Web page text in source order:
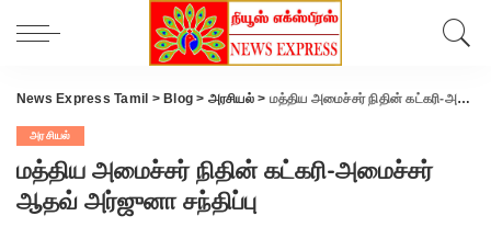
News Express Tamil > Blog > அரசியல்> மத்திய அமைச்சர் நிதின் கட்கரி-அமைச்சர் ஆதவ் அர்ஜுனா சந்திப்பு
அரசியல்
மத்திய அமைச்சர் நிதின் கட்கரி-அமைச்சர்
ஆதவ் அர்ஜுனா சந்திப்பு